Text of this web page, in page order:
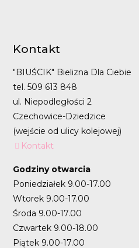
Kontakt
"BIUŚCIK" Bielizna Dla Ciebie
tel. 509 613 848
ul. Niepodległości 2
Czechowice-Dziedzice
(wejście od ulicy kolejowej)
Kontakt
Godziny otwarcia
Poniedziałek 9.00-17.00
Wtorek 9.00-17.00
Środa 9.00-17.00
Czwartek 9.00-18.00
Piątek 9.00-17.00